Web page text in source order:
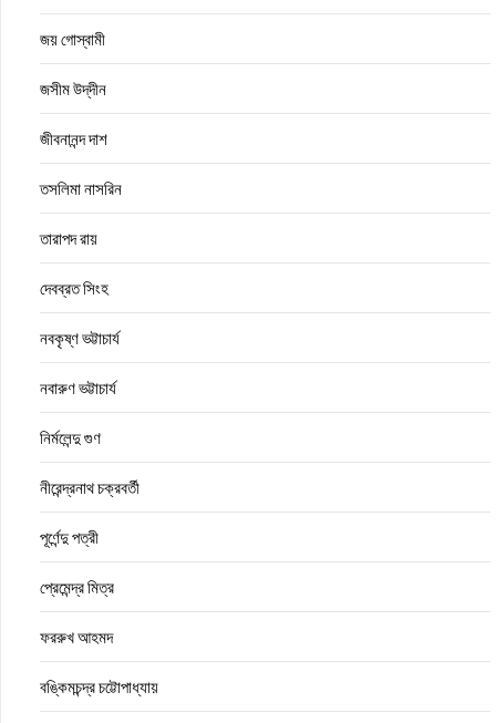
জয় গোস্বামী
জসীম উদ্‌দীন
জীবনানন্দ দাশ
তসলিমা নাসরিন
তারাপদ রায়
দেবব্রত সিংহ
নবকৃষ্ণ ভট্টাচার্য
নবারুণ ভট্টাচার্য
নির্মলেন্দু গুণ
নীরেন্দ্রনাথ চক্রবর্তী
পূর্ণেন্দু পত্রী
প্রেমেন্দ্র মিত্র
ফররুখ আহমদ
বঙ্কিমচন্দ্র চট্টোপাধ্যায়